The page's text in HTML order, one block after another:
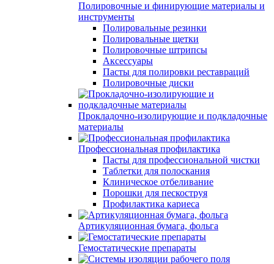
Полировочные и финирующие материалы и
инструменты
Полировальные резинки
Полировальные щетки
Полировочные штрипсы
Аксессуары
Пасты для полировки реставраций
Полировочные диски
Прокладочно-изолирующие и подкладочные
материалы
Профессиональная профилактика
Пасты для профессиональной чистки
Таблетки для полоскания
Клиническое отбеливание
Порошки для пескоструя
Профилактика кариеса
Артикуляционная бумага, фольга
Гемостатические препараты